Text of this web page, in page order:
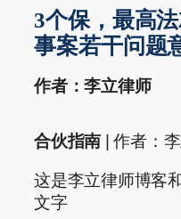
3个保，最高
事案若干问题
作者：李立律师
合伙指南 | 作者：
这是李立律师博客
文字